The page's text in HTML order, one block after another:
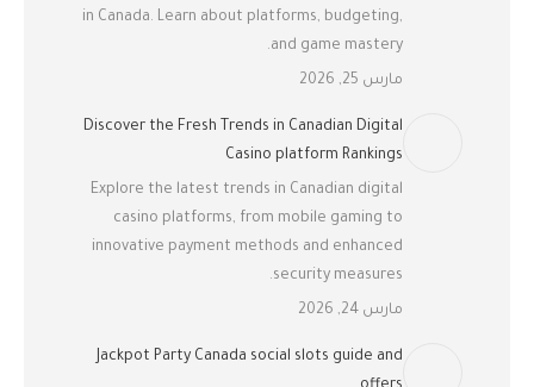
in Canada. Learn about platforms, budgeting,
and game mastery.
مارس 25, 2026
Discover the Fresh Trends in Canadian Digital
Casino platform Rankings
Explore the latest trends in Canadian digital
casino platforms, from mobile gaming to
innovative payment methods and enhanced
security measures.
مارس 24, 2026
Jackpot Party Canada social slots guide and